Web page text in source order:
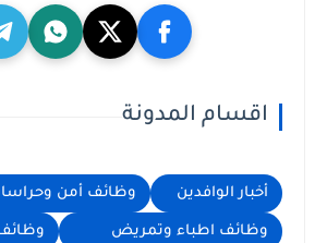
اقسام المدونة
أخبار الوافدين وظائف أمن
وظائف اطباء وتمريض وظائف